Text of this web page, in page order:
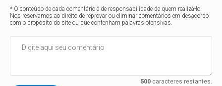
* O conteúdo de cada comentário é de responsabilidade de quem realizá-lo.
Nos reservamos ao direito de reprovar ou eliminar comentários em desacordo
com o propósito do site ou que contenham palavras ofensivas.
500caracteres restantes.